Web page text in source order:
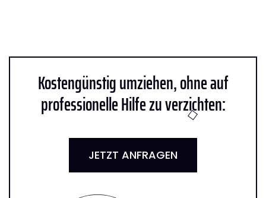
Kostengünstig umziehen, ohne auf
professionelle Hilfe zu verzichten:
JETZT ANFRAGEN